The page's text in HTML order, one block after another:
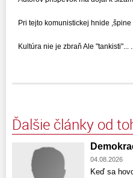
Pri tejto komunistickej hnide ,špine
Kultúra nie je zbraň Ale "tankisti"... ...
Ďalšie články od
04.08.2026
Keď sa